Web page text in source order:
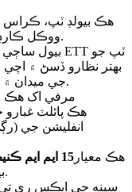
ووڪل ڪارڊز مان تمام گهڻو آسانيءَ سان گذري ويندي.
بهتر نظارو ڏسڻ ۾
جي ميدان ۾ داخل ٿئي ٿو ۽ پوءِ آوازي تارن مان گذري ٿو.
3. مرفي اک هڪ
انفليشن جي
5. هڪ معيار 15 ايم ايم ڪنيڪٽر
بيشمار سرڪٽ کي ڳنڍڻ جي اجازت ڏئي ٿو.